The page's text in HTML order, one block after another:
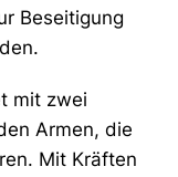
Beseitigung
mit zwei
Armen, die
Mit Kräften